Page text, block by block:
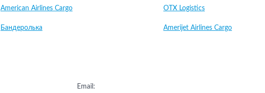
American Airlines Cargo OTX Logistics
Бандеролька Amerijet Airlines Cargo
Email: